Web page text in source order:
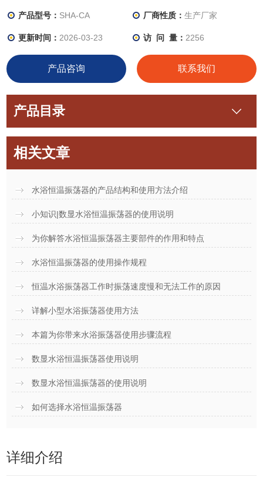
产品型号： SHA-CA 厂商性质： 生产厂家
更新时间： 2026-03-23 访 问 量： 2256
产品咨询 联系我们
产品目录
相关文章
水浴恒温振荡器的产品结构和使用方法介绍
小知识|数显水浴恒温振荡器的使用说明
为你解答水浴恒温振荡器主要部件的作用和特点
水浴恒温振荡器的使用操作规程
恒温水浴振荡器工作时振荡速度慢和无法工作的原因
详解小型水浴振荡器使用方法
本篇为你带来水浴振荡器使用步骤流程
数显水浴恒温振荡器使用说明
数显水浴恒温振荡器的使用说明
如何选择水浴恒温振荡器
详细介绍